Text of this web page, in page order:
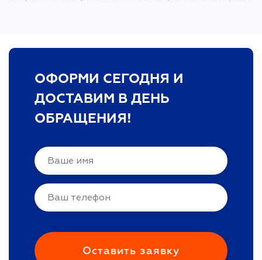
ОФОРМИ СЕГОДНЯ И
ДОСТАВИМ В ДЕНЬ
ОБРАЩЕНИЯ!